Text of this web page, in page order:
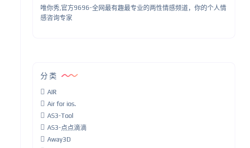
唯你秀,官方9696-全网最有趣最专业的两性情感频道，你的个人情
感咨询专家
分类
AIR
Air for ios.
AS3-Tool
AS3-点点滴滴
Away3D